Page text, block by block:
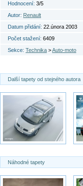
Hodnocení: 3/5
Autor: Renault
Datum přidání: 22.února 2003
Počet stažení: 6409
Sekce: Technika >Auto-moto
Další tapety od stejného autora
Náhodné tapety